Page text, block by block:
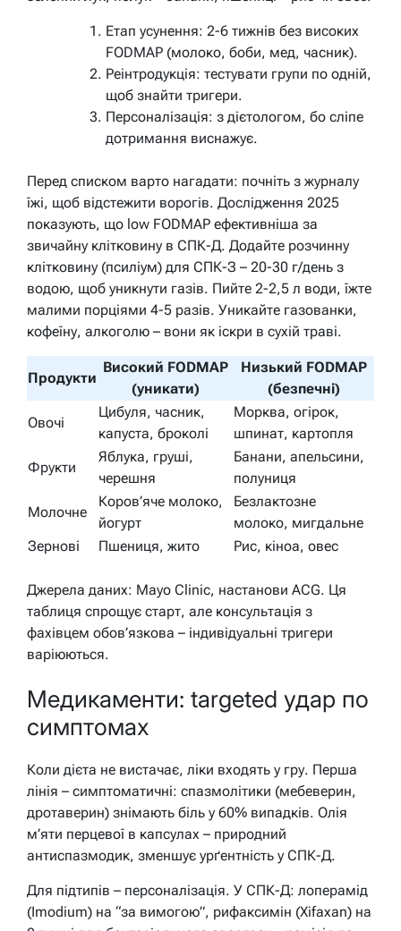
Етап усунення: 2-6 тижнів без високих
FODMAP (молоко, боби, мед, часник).
Реінтродукція: тестувати групи по одній,
щоб знайти тригери.
Персоналізація: з дієтологом, бо сліпе
дотримання виснажує.
Перед списком варто нагадати: почніть з журналу
їжі, щоб відстежити ворогів. Дослідження 2025
показують, що low FODMAP ефективніша за
звичайну клітковину в СПК-Д. Додайте розчинну
клітковину (псиліум) для СПК-З – 20-30 г/день з
водою, щоб уникнути газів. Пийте 2-2,5 л води, їжте
малими порціями 4-5 разів. Уникайте газованки,
кофеїну, алкоголю – вони як іскри в сухій траві.
Продукти
Високий FODMAP
(уникати)
Низький FODMAP
(безпечні)
Овочі
Цибуля, часник,
капуста, броколі
Морква, огірок,
шпинат, картопля
Фрукти
Яблука, груші,
черешня
Банани, апельсини,
полуниця
Молочне
Коров’яче молоко,
йогурт
Безлактозне
молоко, мигдальне
Зернові
Пшениця, жито Рис, кіноа, овес
Джерела даних: Mayo Clinic, настанови ACG. Ця
таблиця спрощує старт, але консультація з
фахівцем обов’язкова – індивідуальні тригери
варіюються.
Медикаменти: targeted удар по
симптомах
Коли дієта не вистачає, ліки входять у гру. Перша
лінія – симптоматичні: спазмолітики (мебеверин,
дротаверин) знімають біль у 60% випадків. Олія
м’яти перцевої в капсулах – природний
антиспазмодик, зменшує урґентність у СПК-Д.
Для підтипів – персоналізація. У СПК-Д: лоперамід
(Imodium) на “за вимогою”, рифаксимін (Xifaxan) на